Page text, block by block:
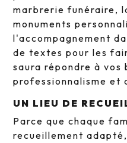
marbrerie funéraire,
monuments
l'accompagnement
de textes pour les
saura répondre à vos
professionnalisme et
UN LIEU DE
Parce que chaque
recueillement